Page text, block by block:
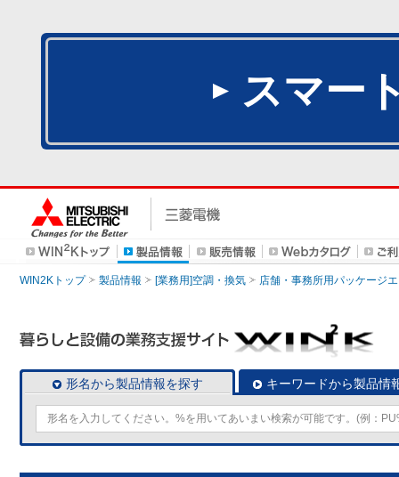
スマー
WIN2Kトップ 製品情報 [業務用]空調・換気 店舗・事務所用パッケージ
形名から製品情報を探す キーワードから製品情